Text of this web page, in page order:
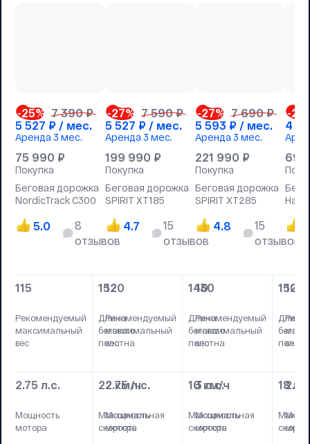
-25% 7 390 ₽
5 527 ₽ / мес.
Аренда 3 мес.
75 990 ₽
Покупка
Беговая дорожка
NordicTrack C300
5.0
8
отзывов
115
Рекомендуемый
максимальный
вес
152
Длина
бегового
полотна
2.75 л.с.
Мощность
мотора
22 км/ч
Максимальная
скорость
-27% 7 590 ₽
5 527 ₽ / мес.
Аренда 3 мес.
199 990 ₽
Покупка
Беговая дорожка
SPIRIT XT185
4.7
15
отзывов
120
Рекомендуемый
максимальный
вес
140
Длина
бегового
полотна
2.75 л.с.
Мощность
мотора
16 км/ч
Максимальная
скорость
-27% 7 690 ₽
5 593 ₽ / мес.
Аренда 3 мес.
221 990 ₽
Покупка
Беговая дорожка
SPIRIT XT285
4.8
15
отзывов
130
Рекомендуемый
максимальный
вес
152
Длина
3 л.с.
Мощность
мотора
18
-23
4
69
100
вес